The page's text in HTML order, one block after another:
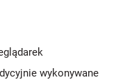
wykonywane